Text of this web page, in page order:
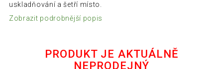
uskladňování a šetří místo.
Zobrazit podrobnější popis
PRODUKT JE AKTUÁLNĚ
NEPRODEJNÝ